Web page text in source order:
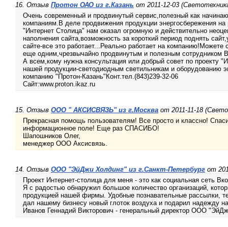
16. Отзыв Протон ОАО из г.Казань от 2011-12-03
Очень современный и продвинутый сервис,полезный как
компаниям.В деле продвижения продукции энергосбережения на
"Интернет Столица" нам оказал огромную и действительно
наполнения сайта,возможность за короткий период поднять
сайте-все это работает...Реально работает на компанию!Можете
еще одним,чрезвычайно продвинутым и полезным сотрудником
А всем,кому нужна консультация или добрый совет по проекту
нашей продукции-светодиодным светильникам и оборудованию
компанию "Протон-Казань"Конт.тел.(843)239-32-06
Сайт:www.proton.ikaz.ru
15. Отзыв ООО " АКСИСВЯЗЬ" из г.Москва от 2011-11-18
Прекрасная помощь пользователям! Все просто и классно!
информационное поле! Еще раз СПАСИБО!
Шапошников Олег,
менеджер ООО Аксисвязь.
14. Отзыв ООО "ЭйДжи Холдинг" из г.Санкт-Петербург от
Проект Интернет-столица для меня - это как социальная сеть
Я с радостью обнаружил большое количество организаций,
продукцией нашей фирмы. Удобные познавательные рассылки,
дал нашему бизнесу новый глоток воздуха и подарил надежду
Иванов Геннадий Викторович - генеральный директор ООО